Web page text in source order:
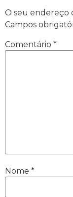
O seu endereço
Campos
Comentário *
Nome *